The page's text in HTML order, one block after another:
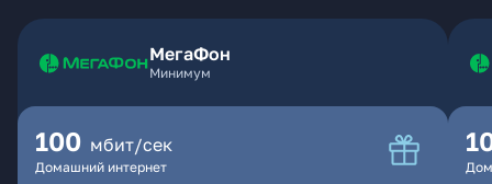
МегаФон
Минимум
100 мбит/сек
Домашний интернет